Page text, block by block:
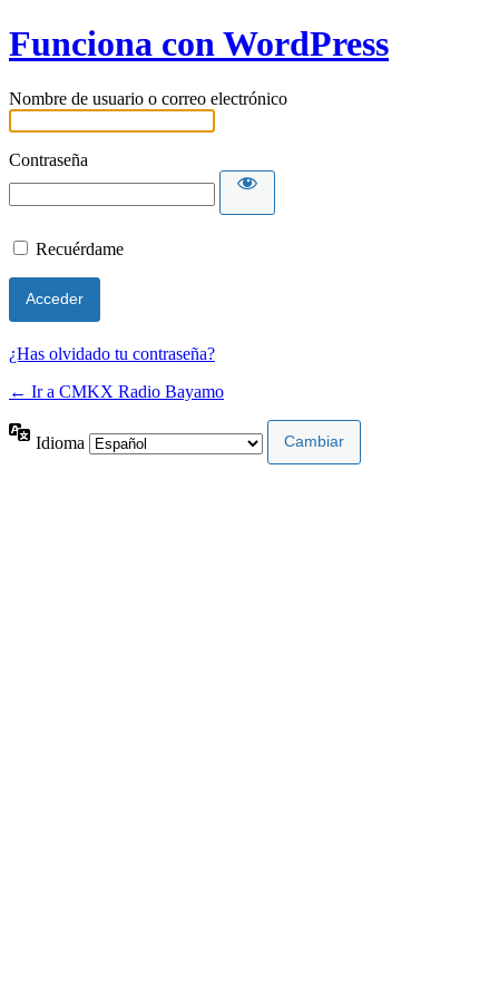
Funciona con WordPress
Nombre de usuario o correo electrónico
Contraseña
Recuérdame
¿Has olvidado tu contraseña?
← Ir a CMKX Radio Bayamo
Idioma